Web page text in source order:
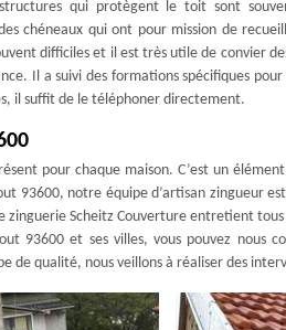
qui protègent le toit sont
chéneaux qui ont pour mission de
difficiles et il est très utile de convier
Il a suivi des formations spécifiques
il suffit de le téléphoner directement.
pour chaque maison. C’est un
93600, notre équipe d’artisan zingueur
zinguerie Scheitz Couverture entretient
93600 et ses villes, vous pouvez nous
de qualité, nous veillons à réaliser des